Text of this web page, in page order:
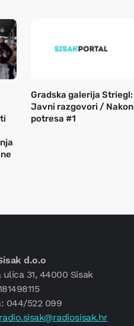
Gradska galerija Striegl:
Javni razgovori / Nakon
potresa #1
d.o.o
ulica 31, 44000 Sisak
044/522 099
radio.sisak@radiosisak.hr